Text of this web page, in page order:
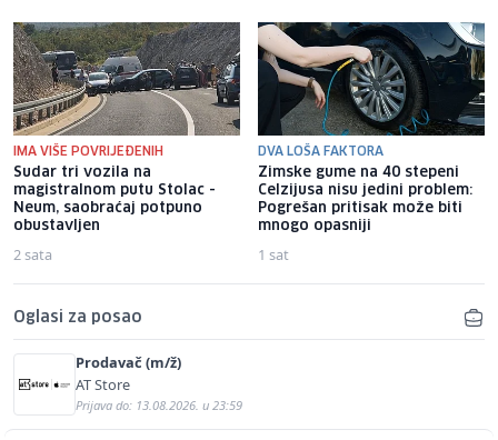
IMA VIŠE POVRIJEĐENIH
Sudar tri vozila na
magistralnom putu Stolac -
Neum, saobraćaj potpuno
obustavljen
2 sata
DVA LOŠA FAKTORA
Zimske gume na 40 stepeni
Celzijusa nisu jedini problem:
Pogrešan pritisak može biti
mnogo opasniji
1 sat
Oglasi za posao
Prodavač (m/ž)
AT Store
Prijava do: 13.08.2026. u 23:59